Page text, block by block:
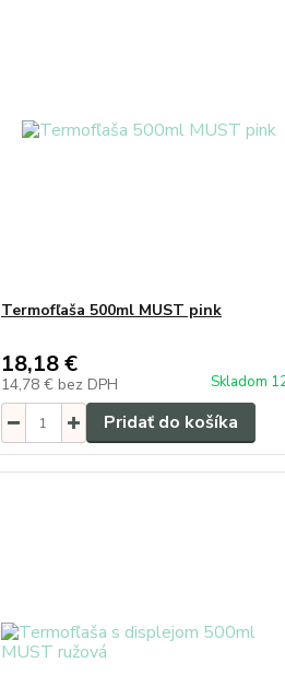
Termofľaša 500ml MUST pink
18,18 €
14,78 € bez DPH Skladom
Pridať do košíka